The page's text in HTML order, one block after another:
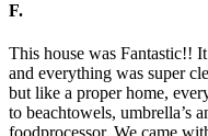
F.
This house was Fantastic!!
and everything was super
but like a proper home,
to beachtowels, umbrella’s